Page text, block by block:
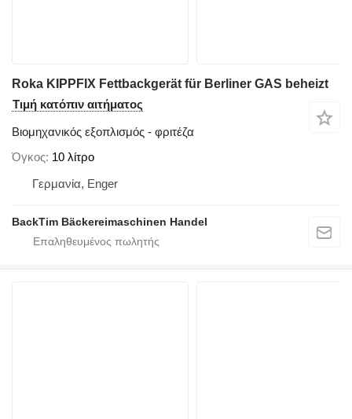
Roka KIPPFIX Fettbackgerät für Berliner GAS beheizt
Τιμή κατόπιν αιτήματος
Βιομηχανικός εξοπλισμός - φριτέζα
Όγκος 10 λίτρο
Γερμανία, Enger
BackTim Bäckereimaschinen Handel